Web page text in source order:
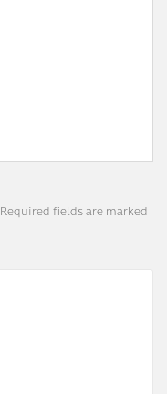
Required fields are marked